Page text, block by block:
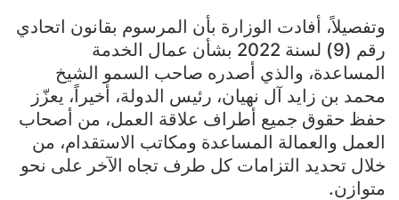
وتفصيلاً، أفادت الوزارة بأن المرسوم بقانون اتحادي
رقم (9) لسنة 2022 بشأن عمال الخدمة
المساعدة، والذي أصدره صاحب السمو الشيخ
محمد بن زايد آل نهيان، رئيس الدولة، أخيراً، يعزّز
حفظ حقوق جميع أطراف علاقة العمل، من أصحاب
العمل والعمالة المساعدة ومكاتب الاستقدام، من
خلال تحديد التزامات كل طرف تجاه الآخر على نحو
متوازن.